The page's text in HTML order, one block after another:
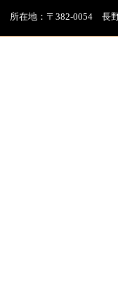
所在地：〒382-0054 長